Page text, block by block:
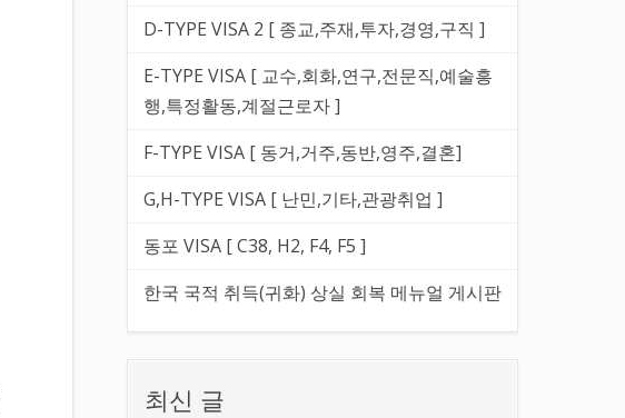
D-TYPE VISA 2 [ 종교,주재,투자,경영,구직 ]
E-TYPE VISA [ 교수,회화,연구,전문직,예술흥
행,특정활동,계절근로자 ]
F-TYPE VISA [ 동거,거주,동반,영주,결혼]
G,H-TYPE VISA [ 난민,기타,관광취업 ]
동포 VISA [ C38, H2, F4, F5 ]
한국 국적 취득(귀화) 상실 회복 메뉴얼 게시판
최신 글